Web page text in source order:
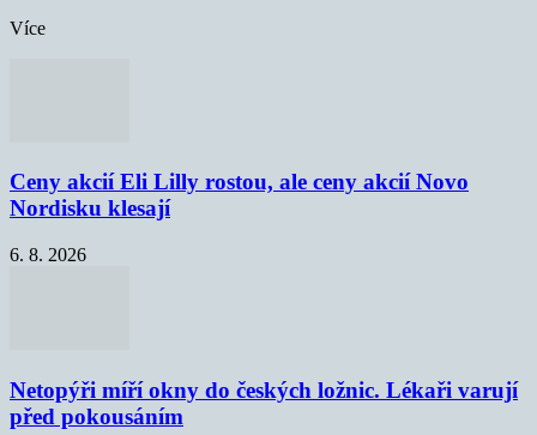
Více
Ceny akcií Eli Lilly rostou, ale ceny akcií Novo
Nordisku klesají
6. 8. 2026
Netopýři míří okny do českých ložnic. Lékaři varují
před pokousáním